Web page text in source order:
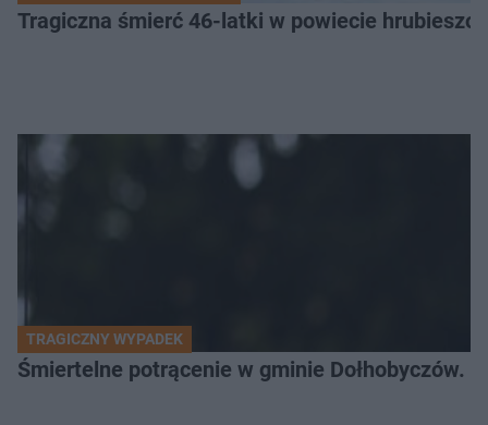
Tragiczna śmierć 46-latki w powiecie
TRAGICZNY WYPADEK
Śmiertelne potrącenie w gminie Dołhobyczów.